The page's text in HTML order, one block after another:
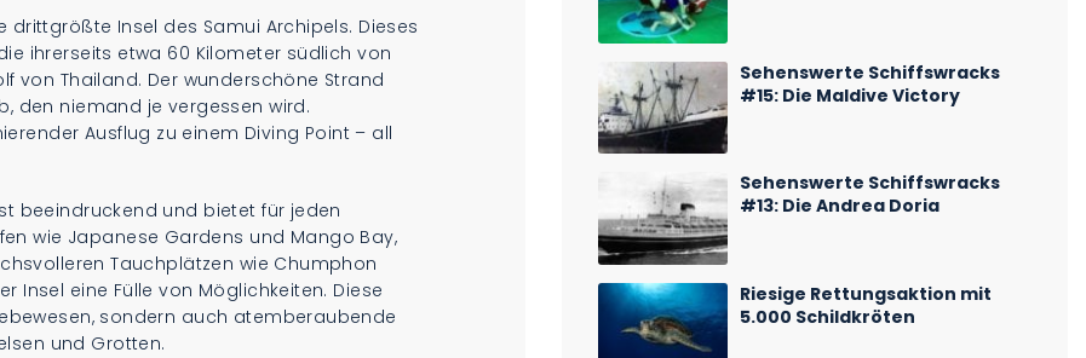
drittgrößte Insel des Samui Archipels. Dieses
ihrerseits etwa 60 Kilometer südlich von
von Thailand. Der wunderschöne Strand
den niemand je vergessen wird.
Ausflug zu einem Diving Point – all
beeindruckend und bietet für jeden
wie Japanese Gardens und Mango Bay,
Tauchplätzen wie Chumphon
Insel eine Fülle von Möglichkeiten. Diese
sondern auch atemberaubende
und Grotten.
Sehenswerte Schiffswracks
#15: Die Maldive Victory
Sehenswerte Schiffswracks
#13: Die Andrea Doria
Riesige Rettungsaktion mit
5.000 Schildkröten